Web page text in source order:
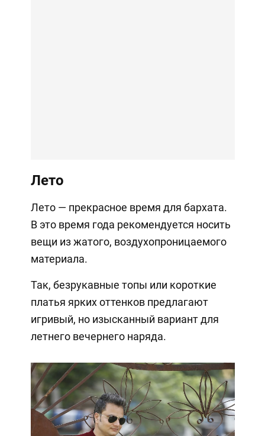
Лето
Лето — прекрасное время для бархата.
В это время года рекомендуется носить
вещи из жатого, воздухопроницаемого
материала.
Так, безрукавные топы или короткие
платья ярких оттенков предлагают
игривый, но изысканный вариант для
летнего вечернего наряда.